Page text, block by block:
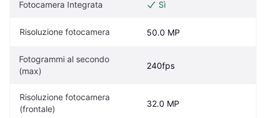
Fotocamera Integrata Sì
Risoluzione fotocamera 50.0 MP
Fotogrammi al secondo
(max)
240fps
Risoluzione fotocamera
(frontale)
32.0 MP